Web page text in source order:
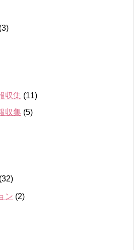
(3)
収集 (11)
収集 (5)
(32)
ン (2)